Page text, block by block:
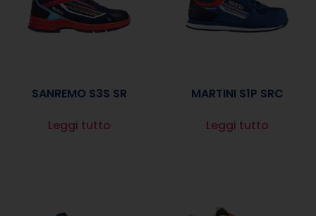
SANREMO S3S SR
Leggi tutto
MARTINI S1P SRC
Leggi tutto